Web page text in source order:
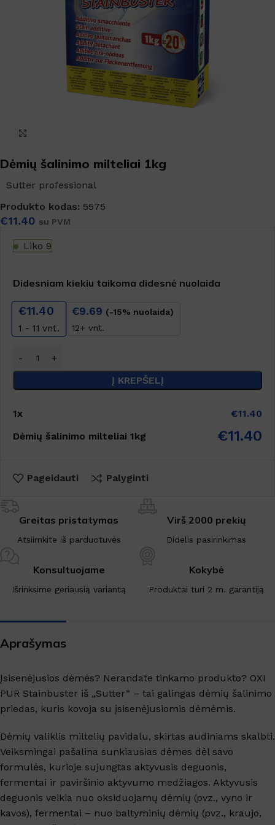
Dėmių šalinimo milteliai 1kg
Sutter professional
Produkto kodas: 5575
€11.40 su PVM
Liko 9
Didesniam kiekiu taikoma didesnė nuolaida
€11.40
1 - 11 vnt.
€9.69 (-15% nuolaida)
12+ vnt.
Į KREPŠELĮ
1x €11.40
Dėmių šalinimo milteliai 1kg
€11.40
Pageidauti Palyginti
Greitas pristatymas
Atsiimkite iš parduotuvės
Virš 2000 prekių
Didelis pasirinkimas
Konsultuojame
Išrinksime geriausią variantą
Kokybė
Produktai turi 2 m. garantiją
Aprašymas
Įsisenėjusios dėmės? Nerandate tinkamo produkto? OXI
PUR Stainbuster iš „Sutter“ – tai galingas dėmių šalinimo
priedas, kuris kovoja su įsisenėjusiomis dėmėmis.
Dėmių valiklis miltelių pavidalu, skirtas audiniams skalbti.
Veiksmingai pašalina sunkiausias dėmes dėl savo
formulės, kurioje sujungtas aktyvusis deguonis,
fermentai ir paviršinio aktyvumo medžiagos. Aktyvusis
deguonis veikia nuo oksiduojamų dėmių (pvz., vyno ir
kavos), fermentai – nuo baltyminių dėmių (pvz., kraujo,